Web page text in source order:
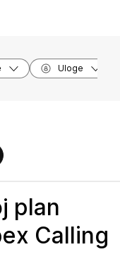
Uloge
plan
Calling